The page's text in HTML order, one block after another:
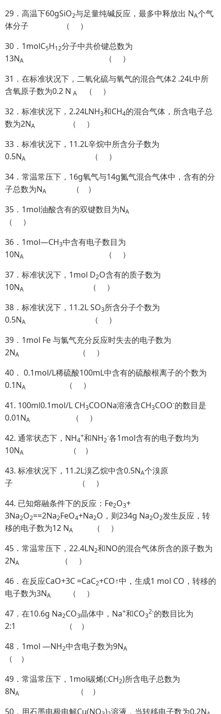
29．高温下60gSiO2与足量纯碱反应，最多中释放出 NA个气
体分子 （ ）
30．1molC5H12分子中共价键总数为
13NA
（ ）
31．在标准状况下，二氧化硫与氧气的混合气体2 .24L中所
含氧原子数为0.2 N A
（ ）
32．标准状况下，2.24LNH3和CH4的混合气体，所含电子总
数为2NA
（ ）
33．标准状况下，11.2L辛烷中所含分子数为
0.5NA
（ ）
34．常温常压下，16g氧气与14g氮气混合气体中，含有的分
子总数为NA
（ ）
35．1mol油酸含有的双键数目为NA
（ ）
36．1mol—CH3中含有电子数目为
10NA
（ ）
37．标准状况下，1mol D2O含有的质子数为
10NA
（ ）
38．标准状况下，11.2L SO3所含分子个数为
0.5NA
（ ）
39．1mol Fe 与氯气充分反应时失去的电子数为
2NA
（ ）
40． 0.1mol/L稀硫酸100mL中含有的硫酸根离子的个数为
0.1NA
（ ）
41. 100ml0.1mol/L CH3COONa溶液含CH3COO-的数目是
0.01NA
（ ）
42. 通常状态下，NH4
+和NH2
-各1mol含有的电子数均为
10NA
（ ）
43. 标准状况下，11.2L溴乙烷中含0.5NA个溴原
子 （ ）
44. 已知熔融条件下的反应：Fe2O3+
3Na2O2==2Na2FeO4+Na2O，则234g Na2O2发生反应，转
移的电子数为12 NA
（ ）
45．常温常压下，22.4LN2和NO的混合气体所含的原子数为
2NA
（ ）
46．在反应CaO+3C =CaC2+CO↑中，生成1 mol CO，转移的
电子数为3NA
（ ）
47．在10.6g Na2CO3晶体中，Na+和CO3
2-的数目比为
2:1 （ ）
48．1mol —NH2中含电子数为9NA
（ ）
49．常温常压下，1mol碳烯(:CH2)所含电子总数为
8NA
（ ）
50．用石墨电极电解Cu(NO ) 溶液，当转移电子数为0.2N